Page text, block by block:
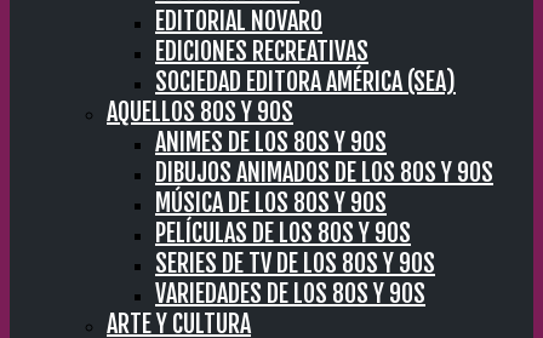
EDITORIAL NOVARO
EDICIONES RECREATIVAS
SOCIEDAD EDITORA AMÉRICA (SEA)
AQUELLOS 80S Y 90S
ANIMES DE LOS 80S Y 90S
DIBUJOS ANIMADOS DE LOS 80S Y 90S
MÚSICA DE LOS 80S Y 90S
PELÍCULAS DE LOS 80S Y 90S
SERIES DE TV DE LOS 80S Y 90S
VARIEDADES DE LOS 80S Y 90S
ARTE Y CULTURA